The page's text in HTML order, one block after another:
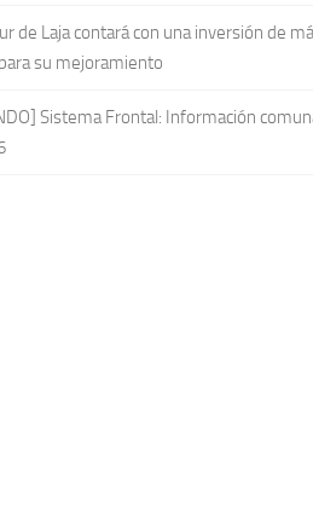
de Laja contará con una inversión de
su mejoramiento
Sistema Frontal: Información